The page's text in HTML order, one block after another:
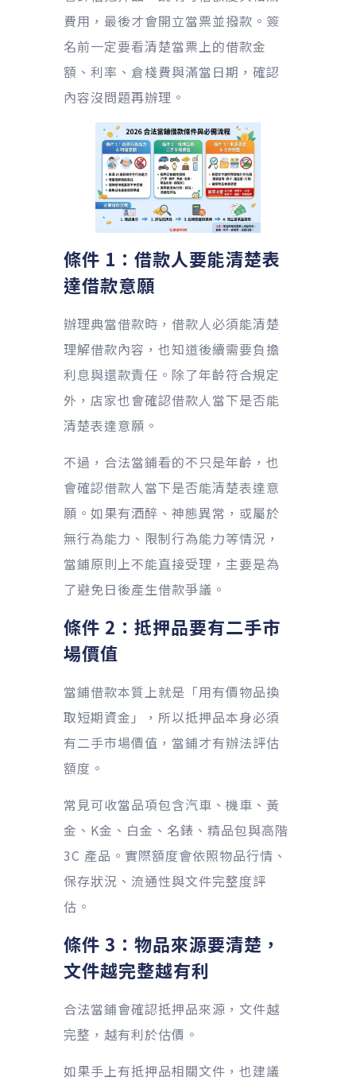
費用，最後才會開立當票並撥款。簽
名前一定要看清楚當票上的借款金
額、利率、倉棧費與滿當日期，確認
內容沒問題再辦理。
條件 1：借款人要能清楚表
達借款意願
辦理典當借款時，借款人必須能清楚
理解借款內容，也知道後續需要負擔
利息與還款責任。除了年齡符合規定
外，店家也會確認借款人當下是否能
清楚表達意願。
不過，合法當鋪看的不只是年齡，也
會確認借款人當下是否能清楚表達意
願。如果有酒醉、神態異常，或屬於
無行為能力、限制行為能力等情況，
當鋪原則上不能直接受理，主要是為
了避免日後產生借款爭議。
條件 2：抵押品要有二手市
場價值
當鋪借款本質上就是「用有價物品換
取短期資金」，所以抵押品本身必須
有二手市場價值，當鋪才有辦法評估
額度。
常見可收當品項包含汽車、機車、黃
金、K金、白金、名錶、精品包與高階
3C 產品。實際額度會依照物品行情、
保存狀況、流通性與文件完整度評
估。
條件 3：物品來源要清楚，
文件越完整越有利
合法當鋪會確認抵押品來源，文件越
完整，越有利於估價。
如果手上有抵押品相關文件，也建議